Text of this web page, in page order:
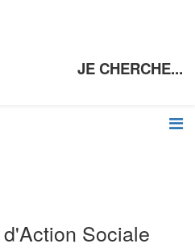
JE CHERCHE...
Sociale